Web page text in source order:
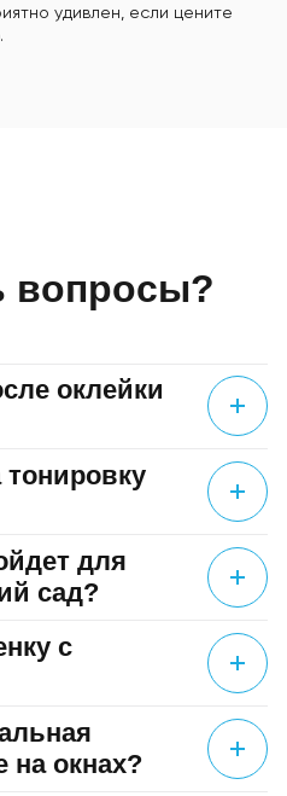
удивлен, если цените
вопросы?
оклейки
тонировку
для
сад?
с
на окнах?